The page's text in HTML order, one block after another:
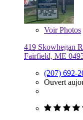
VoirPhotos
419 Skowhegan
Fairfield, ME
(207) 692-
Ouvert